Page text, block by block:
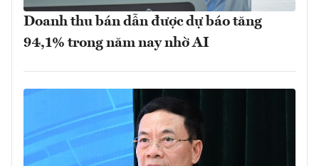
Doanh thu bán dẫn được dự báo tăng
94,1% trong năm nay nhờ AI